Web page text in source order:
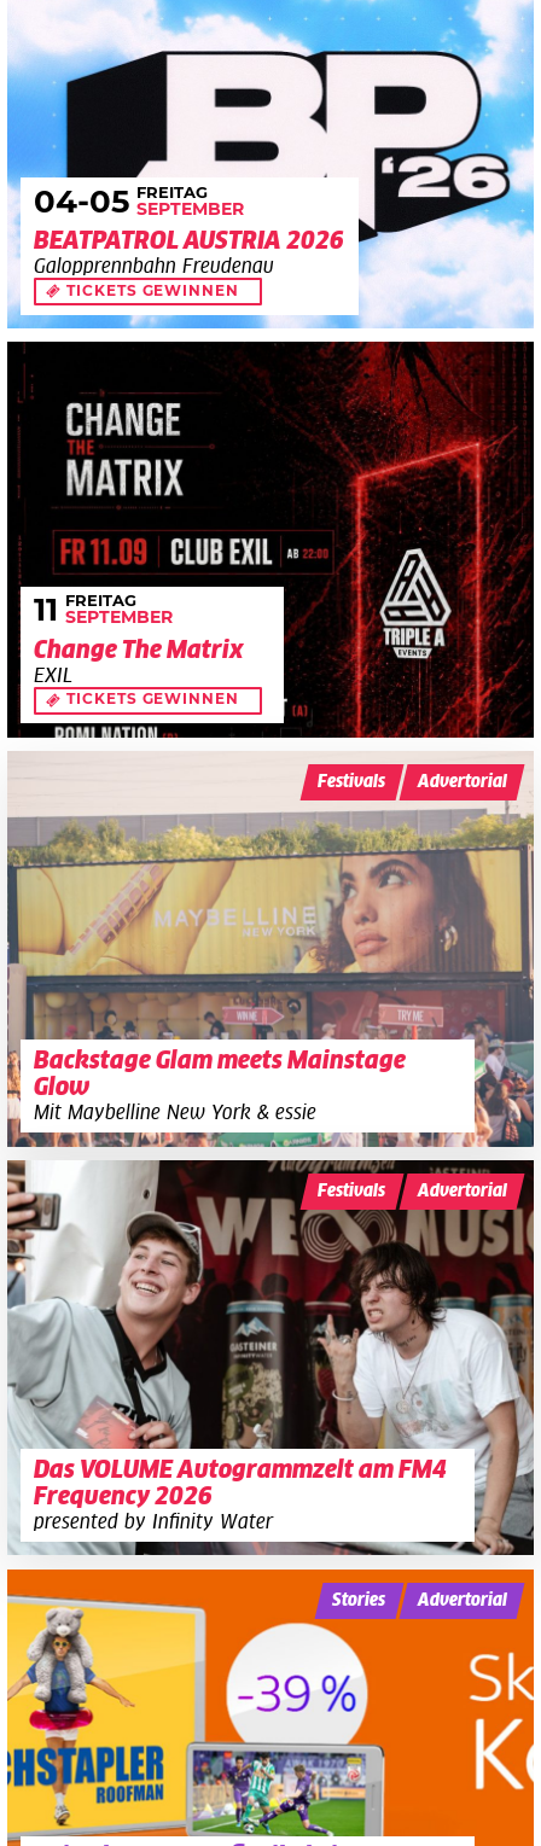
04-05 FREITAG
SEPTEMBER
BEATPATROL AUSTRIA 2026
Galopprennbahn Freudenau
TICKETS GEWINNEN
11 FREITAG
SEPTEMBER
Change The Matrix
EXIL
TICKETS GEWINNEN
Backstage Glam meets Mainstage
Glow
Mit Maybelline New York & essie
Festivals Advertorial
Das VOLUME Autogrammzelt am FM4
Frequency 2026
presented by Infinity Water
Festivals Advertorial
Stories Advertorial